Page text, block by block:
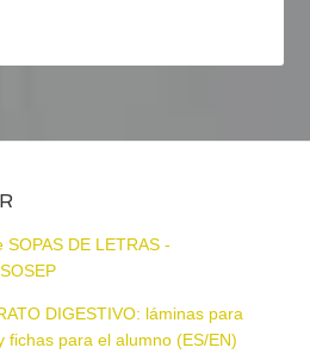
SOPAS DE LETRAS -
DIGESTIVO: láminas para
fichas para el alumno (ES/EN)